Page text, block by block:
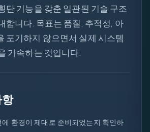
단 기능을 갖춘 일관된 기술 구조
합니다. 목표는 품질, 추적성, 아
포기하지 않으면서 실제 시스템
가속하는 것입니다.
환경이 제대로 준비되었는지 확인하